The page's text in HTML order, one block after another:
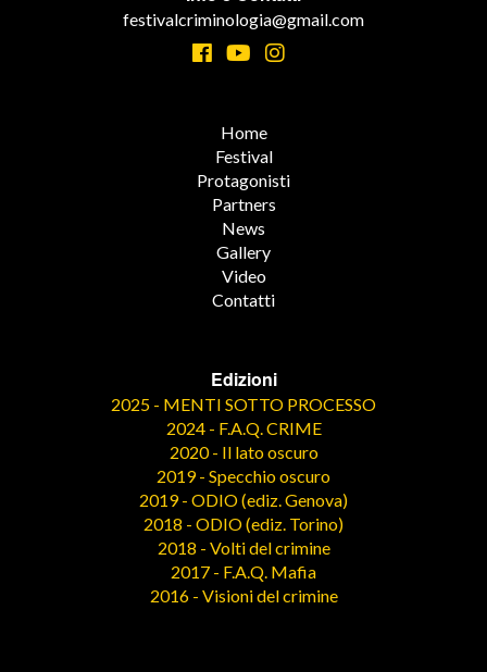
festivalcriminologia@gmail.com
Home
Festival
Protagonisti
Partners
News
Gallery
Video
Contatti
Edizioni
2025 - MENTI SOTTO PROCESSO
2024 - F.A.Q. CRIME
2020 - Il lato oscuro
2019 - Specchio oscuro
2019 - ODIO (ediz. Genova)
2018 - ODIO (ediz. Torino)
2018 - Volti del crimine
2017 - F.A.Q. Mafia
2016 - Visioni del crimine